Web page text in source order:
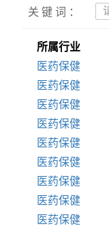
关 键 词 ：
所属行业
医药保健
医药保健
医药保健
医药保健
医药保健
医药保健
医药保健
医药保健
医药保健